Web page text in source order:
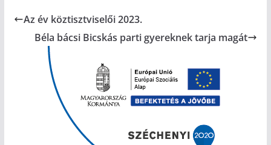
Az év köztisztviselői 2023.
Béla bácsi Bicskás parti gyereknek tarja magát